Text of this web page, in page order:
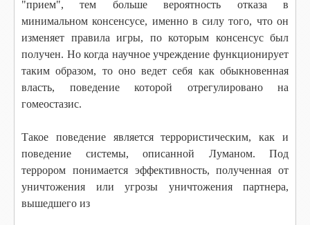
"прием", тем больше вероятность отказа в
минимальном консенсусе, именно в силу того, что он
изменяет правила игры, по которым консенсус был
получен. Но когда научное учреждение функционирует
таким образом, то оно ведет себя как обыкновенная
власть, поведение которой отрегулировано на
гомеостазис.
Такое поведение является террористическим, как и
поведение системы, описанной Луманом. Под
террором понимается эффективность, полученная от
уничтожения или угрозы уничтожения партнера,
вышедшего из